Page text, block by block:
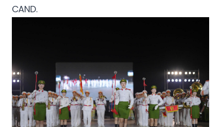
CAND.